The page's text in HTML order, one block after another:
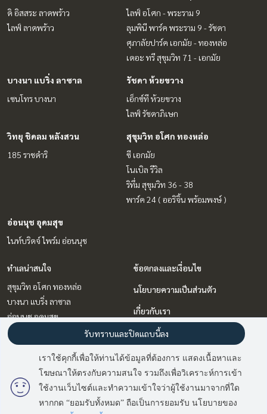
ดิ อิสสระ ลาดพร้าว
ไลฟ์ ลาดพร้าว
ไลฟ์ อโศก - พระราม 9
ลุมพินี พาร์ค พระราม 9 - รัชดา
ศุภาลัยปาร์ค เอกมัย - ทองหล่อ
เดอะ ทรี สุขุมวิท 71 - เอกมัย
บางนา แบริ่ง ลาซาล
เซนโทร บางนา
รัชดา ห้วยขวาง
เอ็กซ์ที ห้วยขวาง
ไลฟ์ รัชดาภิเษก
วิทยุ ชิดลม หลังสวน
185 ราชดำริ
สุขุมวิท อโศก ทองหล่อ
ซี เอกมัย
โนเบิล รีวิล
ริทึ่ม สุขุมวิท 36 - 38
พาร์ค 24 ( ออริจิ้น พร้อมพงษ์ )
อ่อนนุช อุดมสุข
ไนท์บริดจ์ ไพร์ม อ่อนนุช
ทำเลน่าสนใจ
สุขุมวิท อโศก ทองหล่อ
บางนา แบริ่ง ลาซาล
อ่อนนุช อุดมสุข
พระราม 9 เพชรบุรีตัดใหม่ RCA
รัชดา ห้วยขวาง
วิทยุ ชิดลม หลังสวน
ลาดพร้าว เซ็นทรัลลาดพร้าว
ข้อตกลงและเงื่อนไข
นโยบายความเป็นส่วนตัว
เกี่ยวกับเรา
วิธีการฝากขาย-เช่า
ติดต่อ
เราใช้คุกกี้เพื่อให้ท่านได้ข้อมูลที่ต้องการ แสดงเนื้อหาและ
โฆษณาให้ตรงกับความสนใจ รวมถึงเพื่อวิเคราะห์การเข้า
ใช้งานเว็บไซต์และทำความเข้าใจว่าผู้ใช้งานมาจากที่ใด
หากกด “ยอมรับทั้งหมด” ถือเป็นการยอมรับ นโยบายของ
รับทราบและปิดแถบนี้ลง